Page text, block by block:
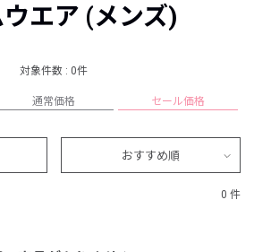
エア (メンズ)
対象件数 : 0件
通常価格 セール価格
おすすめ順
0 件